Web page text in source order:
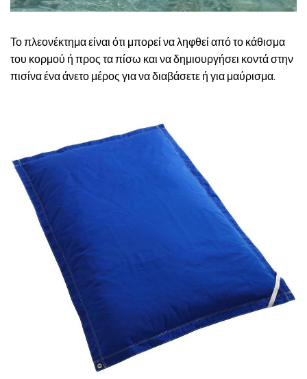
Το πλεονέκτημα είναι ότι μπορεί να ληφθεί από το κάθισμα
του κορμού ή προς τα πίσω και να δημιουργήσει κοντά στην
πισίνα ένα άνετο μέρος για να διαβάσετε ή για μαύρισμα.